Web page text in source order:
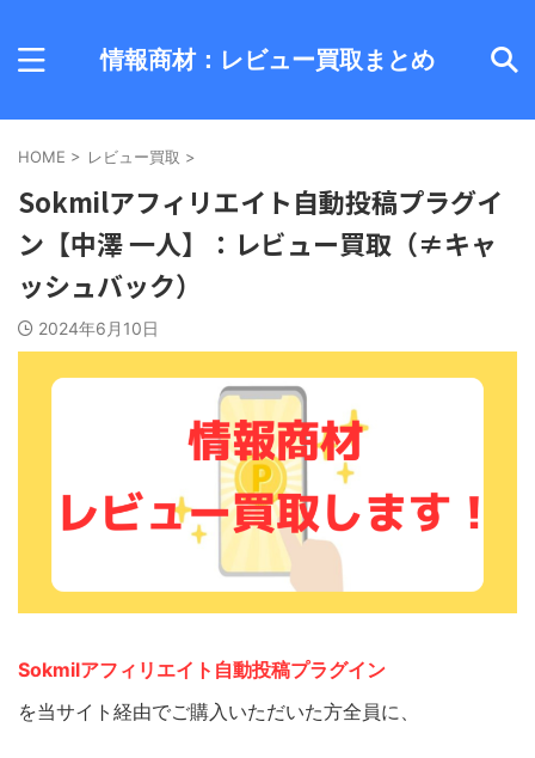
情報商材：レビュー買取まとめ
HOME > レビュー買取 >
Sokmilアフィリエイト自動投稿プラグイ
ン【中澤 一人】：レビュー買取（≠キャ
ッシュバック）
2024年6月10日
Sokmilアフィリエイト自動投稿プラグイン
を当サイト経由でご購入いただいた方全員に、